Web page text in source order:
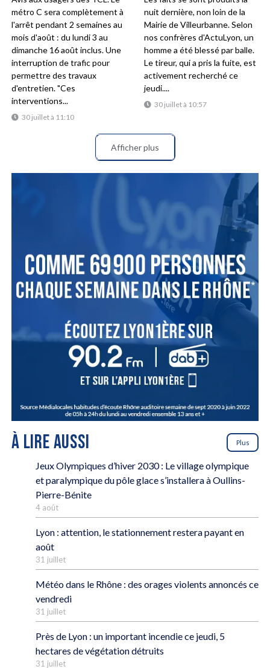
30 juillet à 11:10
métro C sera complètement à
l'arrêt pendant 2 semaines au
mois d'août : du lundi 3 au
dimanche 16 août inclus. Une
interruption de trafic pour
permettre des travaux
d'entretien. "Ces
interventions...
30 juillet à 10:57
nuit dernière, non loin de la
Mairie de Villeurbanne. Selon
nos confrères d'ActuLyon, un
homme a été blessé par balle.
Le tireur, qui a pris la fuite, est
activement recherché ce
jeudi....
Afficher plus
À LIRE AUSSI Plus
Jeux Olympiques d’hiver 2030 : Le village olympique
et paralympique du pôle glace s’installera à Oullins-
Pierre-Bénite
4 août
Lyon : attention, le stationnement restera payant en
août
31 juillet
Météo dans le Rhône : des orages violents annoncés ce
vendredi
31 juillet
Près de Lyon : un important incendie ce jeudi, 5
hectares de végétation détruits
31 juillet